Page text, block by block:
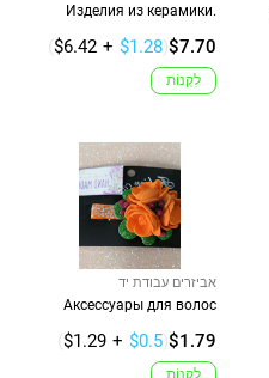
Изделия из керамики.
$7.70
($6.42 + $1.28)
לִקְנוֹת
אביזרים עבודת יד
Аксессуары для волос
$1.79
($1.29 + $0.5)
לִקְנוֹת